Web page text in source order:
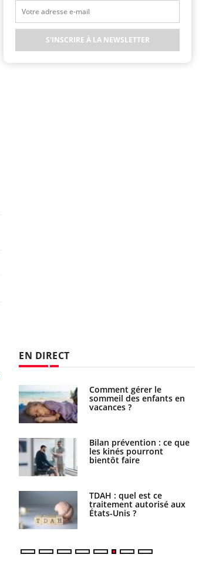
EN DIRECT
Comment gérer le
sommeil des enfants en
vacances ?
Bilan prévention : ce que
les kinés pourront
bientôt faire
TDAH : quel est ce
traitement autorisé aux
États-Unis ?
S'INSCRIRE À LA NEWSLETTER